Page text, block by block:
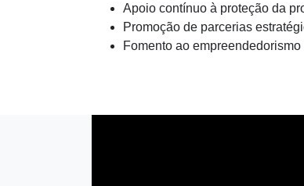
Apoio contínuo à proteção da
Promoção de parcerias
Fomento ao